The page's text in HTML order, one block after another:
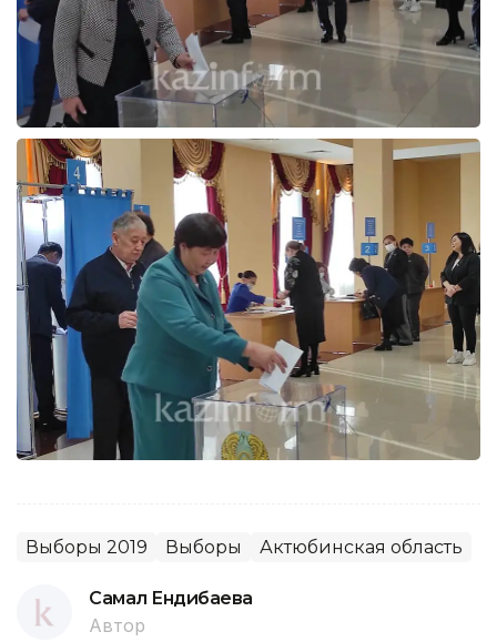
Выборы 2019 Выборы Актюбинская область
Самал Ендибаева
Автор